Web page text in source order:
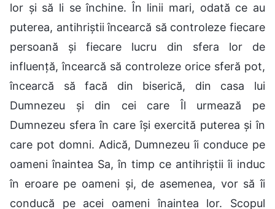
lor și să li se închine. În linii mari, odată ce au
puterea, antihriștii încearcă să controleze fiecare
persoană și fiecare lucru din sfera lor de
influență, încearcă să controleze orice sferă pot,
încearcă să facă din biserică, din casa lui
Dumnezeu și din cei care Îl urmează pe
Dumnezeu sfera în care își exercită puterea și în
care pot domni. Adică, Dumnezeu îi conduce pe
oameni înaintea Sa, în timp ce antihriștii îi induc
în eroare pe oameni și, de asemenea, vor să îi
conducă pe acei oameni înaintea lor. Scopul